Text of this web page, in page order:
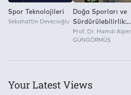
Spor Teknolojileri
Sebahattin Devecioğlu
Doğa Sporları ve
Sürdürülebilirlik:
Çevresel Değişim
Çağında
Prof. Dr. Hamdi Alper
GÜNGÖRMÜŞ
Your Latest Views